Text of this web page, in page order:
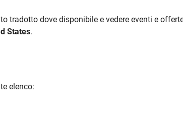
tradotto dove disponibile e vedere eventi e
States.
elenco: